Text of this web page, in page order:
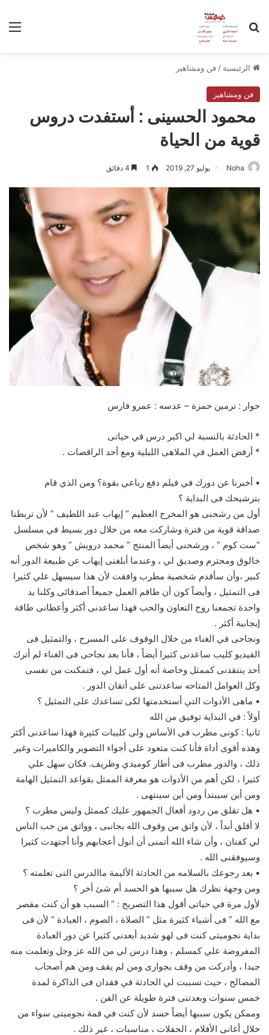
بحث عن
الرئيسية / فن ومشاهير
فن ومشاهير
محمود الحسينى : أستفدت دروس
قوية من الحياة
Noha يوليو 27, 2019 1
حوار : نرمين حمزة – عدسه : عمرو فارس
* الحادثة بالنسبة لي اكبر درس في حياتى
* أرفض العمل في الملاهى الليلية ومع أحد الراقصات .
• أخبرنا عن دورك في فيلم دفع رباعي بقوة؟ ومن الذي قام
بترشيحك فى البداية ؟
أول من رشحنى هو المخرج العظيم ” إيهاب عبد اللطيف ” لأن تربطنا
صداقة قوية من فترة وشاركت معه من خلال دور بسيط في مسلسل
“ست كوم ” ، ورشحنى أيضاً المنتج ” محمد درويش ” وهو شخص
خالوق ومحترم وصديق لي ، وعندما أبلغنى إيهاب عن طبيعة الدور أنه
كبير ،وأن سأقدم شخصية مطرب وافقت لأن هذا سيسهل علي كثيرا
فى التمثيل ، وأيضاً كون أن طاقم العمل جميعاً أصدقائى وكلنا يد
واحدة تجمعنا روح التعاون والحب فهذا ساعدنى أكثر وأعطانى طاقة
إيجابية أكثر .
ونجاحى في الغناء من خلال الوقوف على المسرح ، والتمثيل فى
الفيديو كليب ساعدنى كثيرا أيضاً ، فأنا بعد نجاحى فى الغناء لم أترك
أحد ينتقدنى كممثل وخاصة أنه أول عمل لي ، فتمكنت من نفسى
وكل العوامل المتاحه ساعدتنى على أتقان الدور .
• ماهى الأدوات التي أستخدمتها لكى تساعدك على التمثيل ؟
أولاً : في البداية توفيق من الله
ثانيا : كونى مطرب فى الأساس ولى كليبات كثيرة فهذا ساعدنى أكثر
وهذه أقوى أداة فأنا كنت متعود على أجواء التصوير والكاميرات وغير
ذلك ، والدور مطرب فى أطار كوميدي وظريف. فكان سهل علي
كثيرا ، لكن أهم من الأدوات هو معرفة الممثل بقواعد التمثيل الهامة
ومن أين سيبتدأ ومن أين سينتهى .
• هل تقلق من ردود أفعال الجمهور عليك كممثل وليس مطرب ؟
لا أقلق أبداً ، لأن واثق من وقوف الله بجانبى ، وواثق من حب الناس
لي كفنان ، وأن شاء الله أتمنى أن أنول أعجابهم وأنا أجتهدت كثيرا
وسيوفقنى الله .
• بعد رجوعك بالسلامه من الحادثة الأليمة ماالدرس التى تعلمته ؟
ومن وجهة نظرك هل سببها هو الحسد أم شئ أخر ؟
لأول مرة في حياتى أقول هذا التصريح : ” السبب هو أن كنت مقصر
مع الله ” فى أشياء كثيرة مثل ” الصلاة ، الصوم ، العبادة ” لأن فى
بداية نجوميتى كنت فى لهو شديد أبعدنى كثيرا عن دور العبادة
المفروضة علي كمسلم ، وهذا درس لي من الله عز وجل وتعلمت منه
جيدا ، وأدركت من وقف بجوارى ومن لم يقف ومن هم أصحاب
المصالح ، حيث تسببت لي الحادثة في فقدان فى الذاكرة لمدة
خمس سنوات وبعدتنى فترة طويلة عن الفن .
وممكن يكون سببها أيضاً حسد لأن كنت في قمة نجوميتى سواء من
خلال أغانى الأفلام ، الحفلات ، مناسبات ، غير ذلك .